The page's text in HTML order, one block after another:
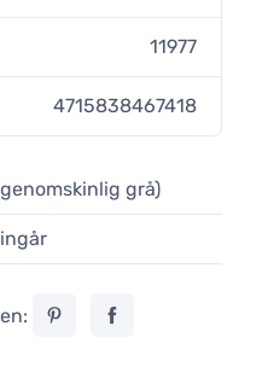
Dripper L Black + 100
11977
4715838467418
grå)